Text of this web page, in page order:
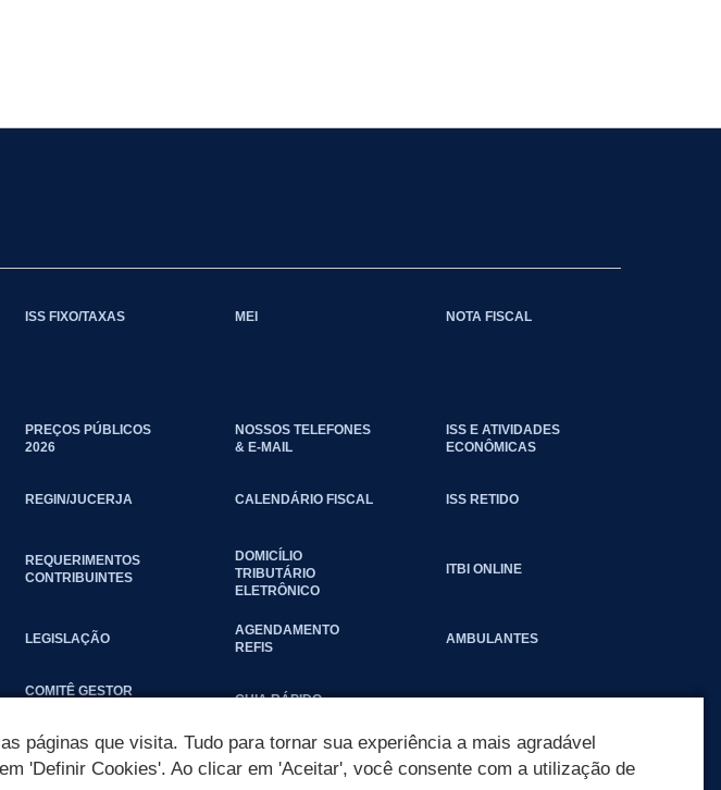
ISS FIXO/TAXAS MEI NOTA FISCAL
PREÇOS PÚBLICOS
2026
NOSSOS TELEFONES
& E-MAIL
ISS E ATIVIDADES
ECONÔMICAS
REGIN/JUCERJA CALENDÁRIO FISCAL ISS RETIDO
REQUERIMENTOS
CONTRIBUINTES
DOMICÍLIO
TRIBUTÁRIO
ELETRÔNICO
ITBI ONLINE
LEGISLAÇÃO
AGENDAMENTO
REFIS
AMBULANTES
COMITÊ GESTOR
GUIA RÁPIDO
páginas que visita. Tudo para tornar sua experiência a mais agradável
'Definir Cookies'. Ao clicar em 'Aceitar', você consente com a utilização de